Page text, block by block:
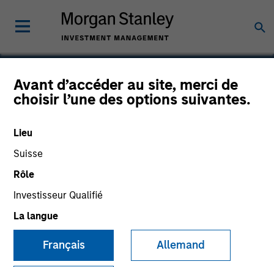
Avant d’accéder au site, merci de
choisir l’une des options suivantes.
Lieu
Suisse
Rôle
Investisseur Qualifié
La langue
Français Allemand
Solstice Neurosciences